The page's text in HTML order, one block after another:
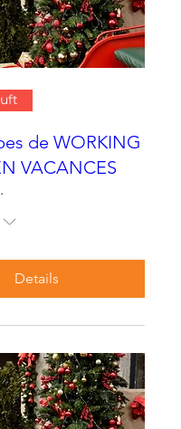
de WORKING
VACANCES
Details